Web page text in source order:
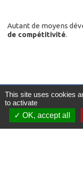
Autant de moyens
de compétitivité.
This site uses cookies
to activate
OK, accept all